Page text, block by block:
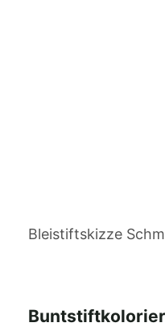
Bleistiftskizze